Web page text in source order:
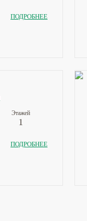
ПОДРОБНЕЕ
Этажей
1
ПОДРОБНЕЕ